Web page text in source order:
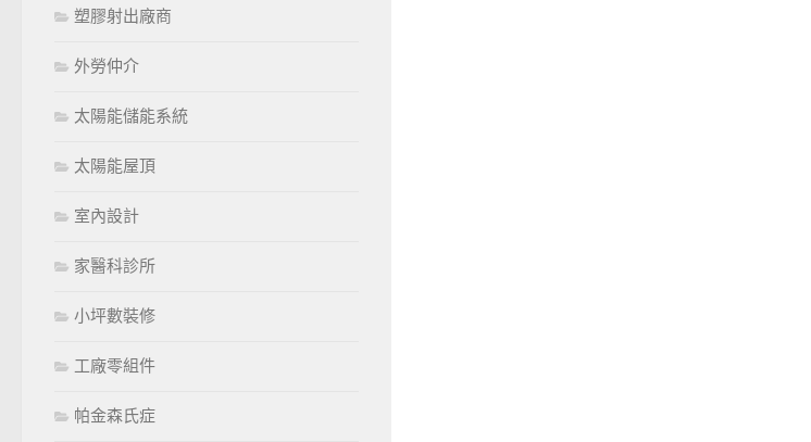
塑膠射出廠商
外勞仲介
太陽能儲能系統
太陽能屋頂
室內設計
家醫科診所
小坪數裝修
工廠零組件
帕金森氏症